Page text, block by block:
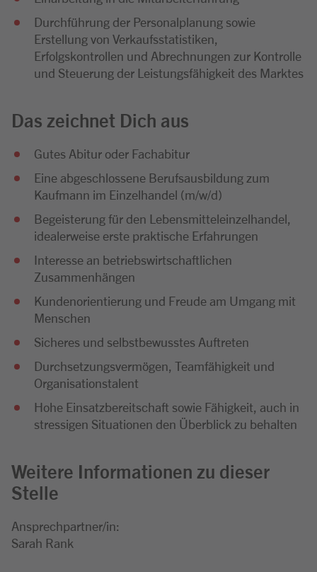
Durchführung der Personalplanung sowie
Erstellung von Verkaufsstatistiken,
Erfolgskontrollen und Abrechnungen zur Kontrolle
und Steuerung der Leistungsfähigkeit des Marktes
Das zeichnet Dich aus
Gutes Abitur oder Fachabitur
Eine abgeschlossene Berufsausbildung zum
Kaufmann im Einzelhandel (m/w/d)
Begeisterung für den Lebensmitteleinzelhandel,
idealerweise erste praktische Erfahrungen
Interesse an betriebswirtschaftlichen
Zusammenhängen
Kundenorientierung und Freude am Umgang mit
Menschen
Sicheres und selbstbewusstes Auftreten
Durchsetzungsvermögen, Teamfähigkeit und
Organisationstalent
Hohe Einsatzbereitschaft sowie Fähigkeit, auch in
stressigen Situationen den Überblick zu behalten
Weitere Informationen zu dieser
Stelle
Ansprechpartner/in:
Sarah Rank